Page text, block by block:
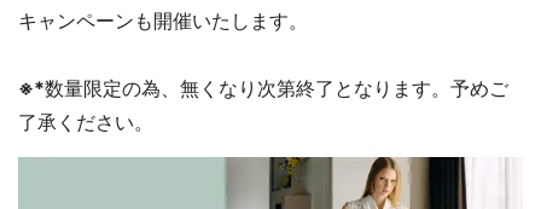
キャンペーンも開催いたします。
※*数量限定の為、無くなり次第終了となります。予めご
了承ください。